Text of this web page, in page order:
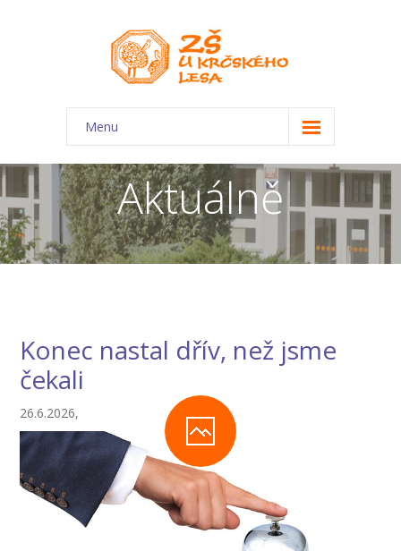
Menu
O škole
-- Charakteristika školy
-- Plán školního roku
-- Úřední deska
-- Inspekční zpráva
Pedagogický sbor
-- Vedení školy
Aktuálně
Konec nastal dřív, než jsme
čekali
26.6.2026,